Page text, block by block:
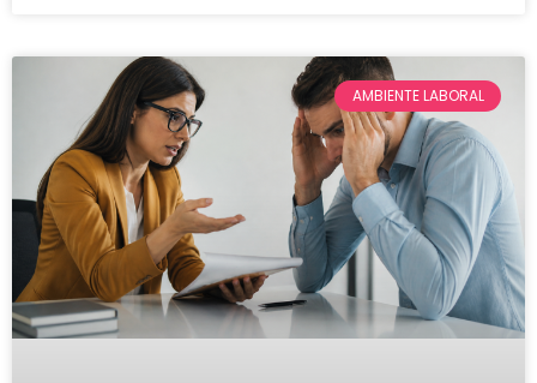
AMBIENTE LABORAL